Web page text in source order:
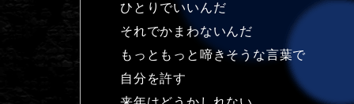
ひとりでいいんだ
それでかまわないんだ
もっともっと啼きそうな言葉で
自分を許す